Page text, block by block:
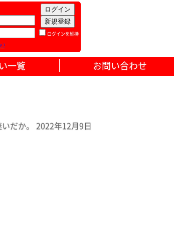
ログインを維持
?
一覧 お問い合わせ
だか。 2022年12月9日